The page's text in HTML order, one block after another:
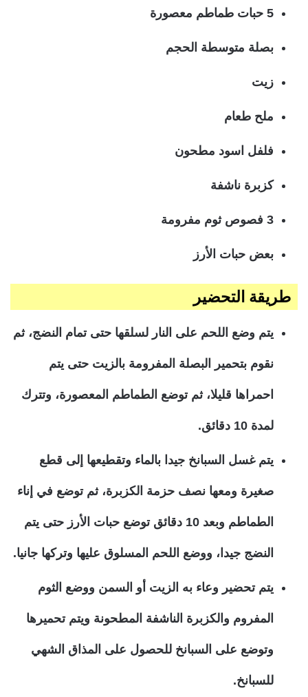
5 حبات طماطم معصورة
بصلة متوسطة الحجم
زيت
ملح طعام
فلفل اسود مطحون
كزبرة ناشفة
3 فصوص ثوم مفرومة
بعض حبات الأرز
طريقة التحضير
يتم وضع اللحم على النار لسلقها حتى تمام النضج، ثم
نقوم بتحمير البصلة المفرومة بالزيت حتى يتم
احمراها قليلا، ثم توضع الطماطم المعصورة، وتترك
لمدة 10 دقائق.
يتم غسل السبانخ جيدا بالماء وتقطيعها إلى قطع
صغيرة ومعها نصف حزمة الكزبرة، ثم توضع في إناء
الطماطم وبعد 10 دقائق توضع حبات الأرز حتى يتم
النضج جيدا، ووضع اللحم المسلوق عليها وتركها جانيا.
يتم تحضير وعاء به الزيت أو السمن ووضع الثوم
المفروم والكزبرة الناشفة المطحونة ويتم تحميرها
وتوضع على السبانخ للحصول على المذاق الشهي
للسبانخ.